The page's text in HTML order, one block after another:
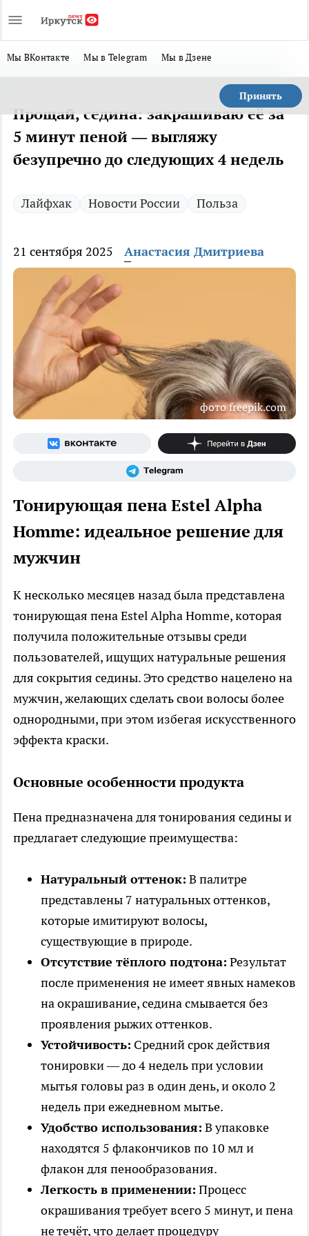
Мы ВКонтакте Мы в Telegram Мы в Дзене
Принять
Прощай, седина: закрашиваю её за
5 минут пеной — выгляжу
безупречно до следующих 4 недель
Лайфхак Новости России Польза
21 сентября 2025 Анастасия Дмитриева
фото freepik.com
Тонирующая пена Estel Alpha
Homme: идеальное решение для
мужчин
К несколько месяцев назад была представлена
тонирующая пена Estel Alpha Homme, которая
получила положительные отзывы среди
пользователей, ищущих натуральные решения
для сокрытия седины. Это средство нацелено на
мужчин, желающих сделать свои волосы более
однородными, при этом избегая искусственного
эффекта краски.
Основные особенности продукта
Пена предназначена для тонирования седины и
предлагает следующие преимущества:
Натуральный оттенок: В палитре
представлены 7 натуральных оттенков,
которые имитируют волосы,
существующие в природе.
Отсутствие тёплого подтона: Результат
после применения не имеет явных намеков
на окрашивание, седина смывается без
проявления рыжих оттенков.
Устойчивость: Средний срок действия
тонировки — до 4 недель при условии
мытья головы раз в один день, и около 2
недель при ежедневном мытье.
Удобство использования: В упаковке
находятся 5 флакончиков по 10 мл и
флакон для пенообразования.
Легкость в применении: Процесс
окрашивания требует всего 5 минут, и пена
не течёт, что делает процедуру